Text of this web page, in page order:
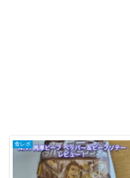
食レポ